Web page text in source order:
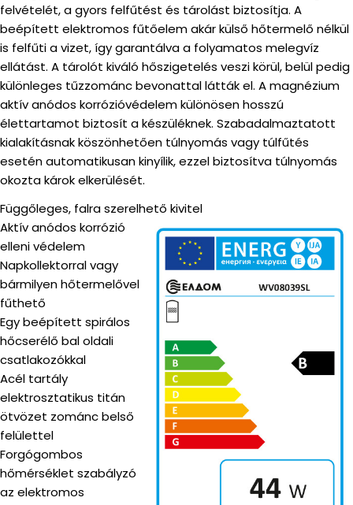
felvételét, a gyors felfűtést és tárolást biztosítja. A
beépített elektromos fűtőelem akár külső hőtermelő nélkül
is felfűti a vizet, így garantálva a folyamatos melegvíz
ellátást. A tárolót kiváló hőszigetelés veszi körül, belül pedig
különleges tűzzománc bevonattal látták el. A magnézium
aktív anódos korrózióvédelem különösen hosszú
élettartamot biztosít a készüléknek. Szabadalmaztatott
kialakításnak köszönhetően túlnyomás vagy túlfűtés
esetén automatikusan kinyílik, ezzel biztosítva túlnyomás
okozta károk elkerülését.
Függőleges, falra szerelhető kivitel
Aktív anódos korrózió
elleni védelem
Napkollektorral vagy
bármilyen hőtermelővel
fűthető
Egy beépített spirálos
hőcserélő bal oldali
csatlakozókkal
Acél tartály
elektrosztatikus titán
ötvözet zománc belső
felülettel
Forgógombos
hőmérséklet szabályzó
az elektromos